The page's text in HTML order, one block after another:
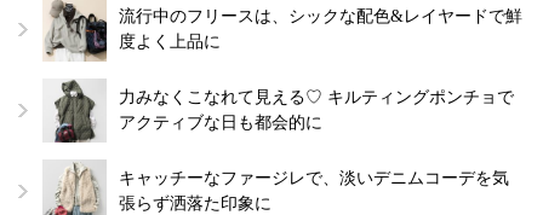
流行中のフリースは、シックな配色&レイヤードで鮮
度よく上品に
力みなくこなれて見える♡ キルティングポンチョで
アクティブな日も都会的に
キャッチーなファージレで、淡いデニムコーデを気
張らず洒落た印象に